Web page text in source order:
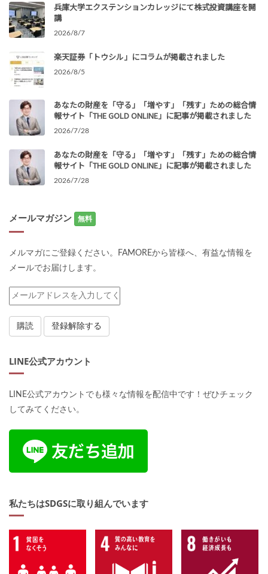
兵庫大学エクステンションカレッジにて株式投資講座を開
講
2026/8/7
楽天証券「トウシル」にコラムが掲載されました
2026/8/5
あなたの財産を「守る」「増やす」「残す」ための総合情
報サイト「THE GOLD ONLINE」に記事が掲載されました
2026/7/28
あなたの財産を「守る」「増やす」「残す」ための総合情
報サイト「THE GOLD ONLINE」に記事が掲載されました
2026/7/28
メールマガジン 無料
メルマガにご登録ください。FAMOREから皆様へ、有益な情報を
メールでお届けします。
LINE公式アカウント
LINE公式アカウントでも様々な情報を配信中です！ぜひチェック
してみてください。
私たちはSDGSに取り組んでいます